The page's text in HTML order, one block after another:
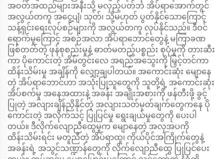
အဝတ်အထည်များအနီးသို့ မလှည့်ပတ်ဘဲ အိပ်ရာအောက်တွင်
အလွယ်တကူ အငွေ့ပျံ၊ သုတ်၊ သို့မဟုတ် ပွတ်နိုင်သောကြောင့်
သန့်ရှင်းရေးလုပ်စဉ်များကို အလွယ်တကူ လုပ်နိုင်သည်။ ဒီဝင်
ရောက်မှုကြောင့် အစဉ်အလာ အိပ်ရာဘောင်တွေနဲ့ မကြာခဏ
ဖြစ်တတ်တဲ့ ဖုန်စုစည်းမှုနဲ့ ဓာတ်မတည့်ပစ္စည်း စုပုံမှုကို တားဆီး
ကာ ပိုကောင်းတဲ့ အိမ်တွင်းလေ အရည်အသွေးကို မြှင့်တင်ကာ
ထိန်းသိမ်းမှု အချိန်ကို လျှော့ချပါတယ်။ အကောင်းဆုံး မျောနေ
တဲ့ အိပ်ရာဘောင်ဟာ အသုံးပြုသူတွေကို သူတို့ရဲ့ အကောင်းဆုံး
အိပ်စက်မှု အနေအထားနဲ့ အခန်း အချိုးအစားကို ဖန်တီးဖို့ ခွင့်
ပြုတဲ့ အလျားချိန်ညှိနိုင်တဲ့ အလျားသတ်မှတ်ချက်တွေကနေ ပို
ကောင်းတဲ့ အလိုက်သင့် ပြုပြင်မှု ရွေးချယ်မှုတွေကို ပေးပါ
တယ်။ ဒီလိုက်လျောညီထွေမှုက မျောနေတဲ့ အလှအပကို
ထိန်းသိမ်းရင်း မတူညီတဲ့ အိပ်ရာထူ၊ ကိုယ်ပိုင်အကြိုက်တွေနဲ့
အခန်းရဲ့ အသွင်သဏ္ဍာန်တွေကို လိုက်လျောညီထွေ ပြုပြင်ပေး